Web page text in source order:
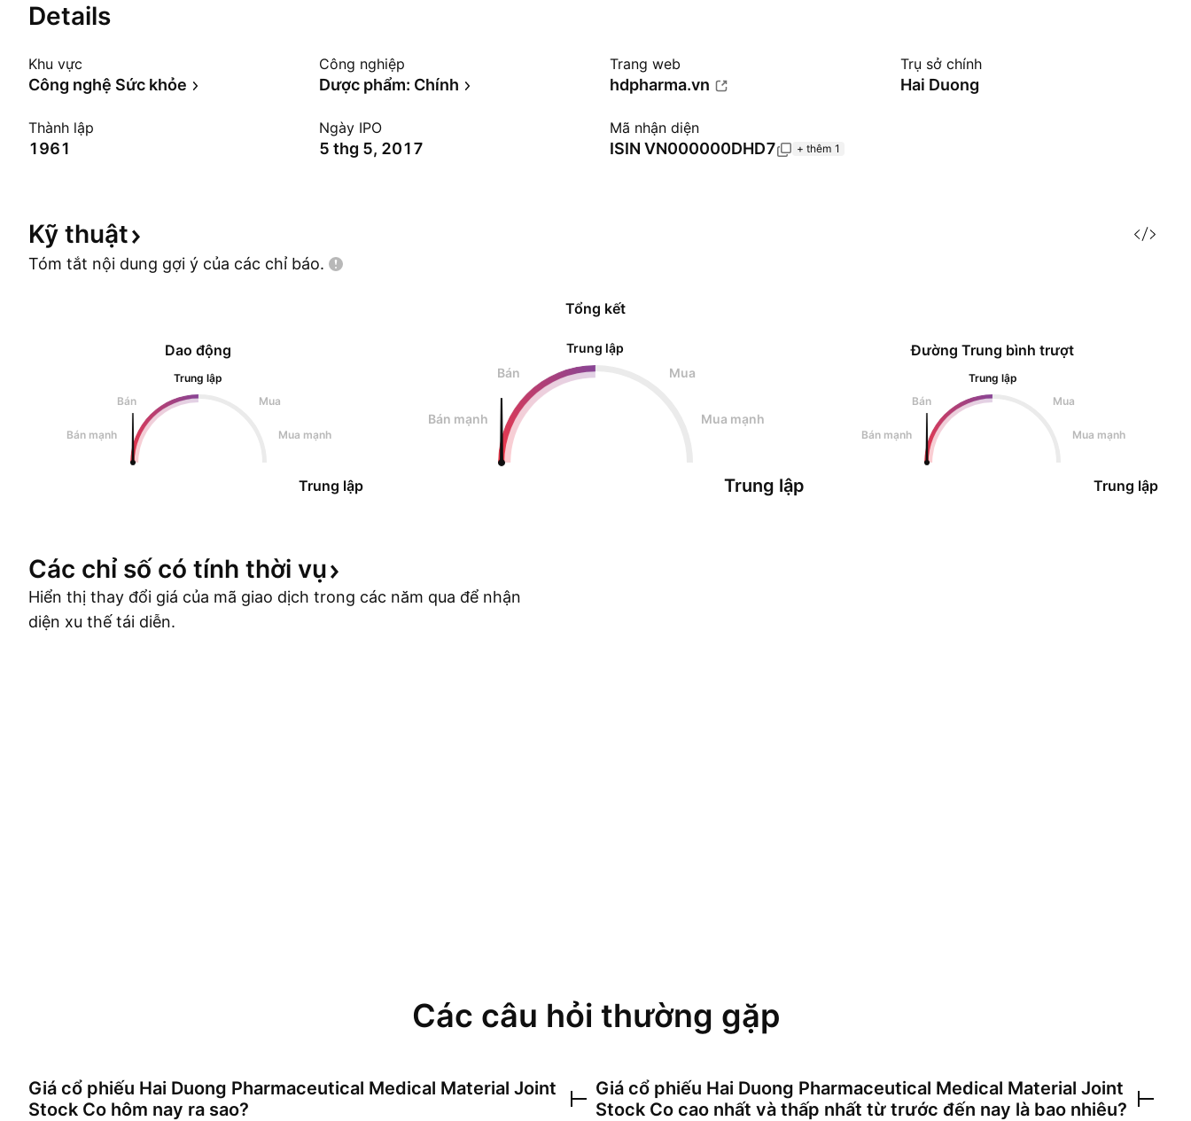
Details
Khu vực
Công nghệ Sức khỏe
Công nghiệp
Dược phẩm: Chính
Trang web
hdpharma.vn
Trụ sở chính
Hai Duong
Thành lập
1961
Ngày IPO
5 thg 5, 2017
Mã nhận diện
ISIN VN000000DHD7 + thêm 1
Kỹ thuật
Tóm tắt nội dung gợi ý của các chỉ báo.
Dao động
Trung lập
Bán
Mua
Bán mạnh Mua mạnh
Trung lập
Tổng kết
Trung lập
Bán
Mua
Bán mạnh Mua mạnh
Trung lập
Đường Trung bình trượt
Trung lập
Bán
Mua
Bán mạnh Mua mạnh
Trung lập
Các chỉ số có tính thời vụ
Hiển thị thay đổi giá của mã giao dịch trong các năm qua để nhận
diện xu thế tái diễn.
Các câu hỏi thường gặp
Giá cổ phiếu Hai Duong Pharmaceutical Medical Material Joint
Stock Co hôm nay ra sao?
Giá cổ phiếu Hai Duong Pharmaceutical Medical Material Joint
Stock Co cao nhất và thấp nhất từ trước đến nay là bao nhiêu?